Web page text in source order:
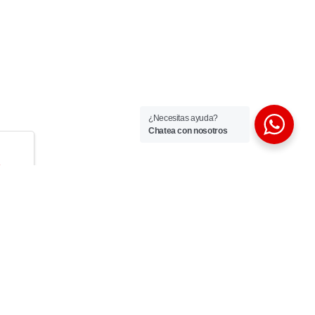
¿Necesitas ayuda?
Chatea con nosotros